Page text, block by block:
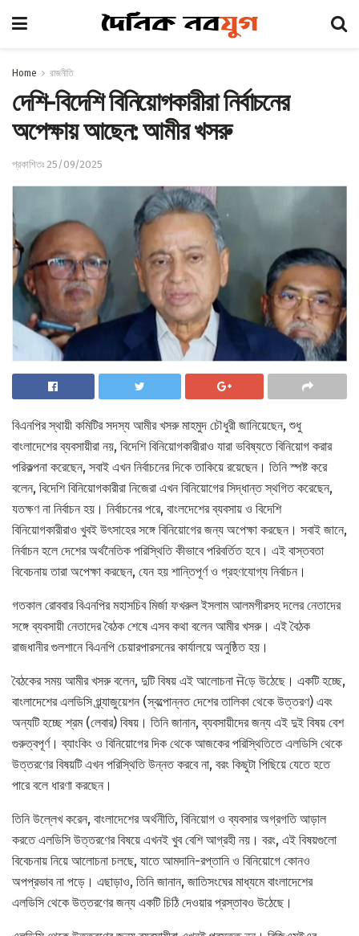
Home রাজনীতি
দেশি-বিদেশি বিনিয়োগকারীরা নির্বাচনের
অপেক্ষায় আছেন: আমীর খসরু
প্রকাশিতঃ 25/09/2025
বিএনপির স্থায়ী কমিটির সদস্য আমীর খসরু মাহমুদ চৌধুরী জানিয়েছেন, শুধু
বাংলাদেশের ব্যবসায়ীরা নয়, বিদেশি বিনিয়োগকারীরাও যারা ভবিষ্যতে বিনিয়োগ করার
পরিকল্পনা করেছেন, সবাই এখন নির্বাচনের দিকে তাকিয়ে রয়েছেন। তিনি স্পষ্ট করে
বলেন, বিদেশি বিনিয়োগকারীরা নিজেরা এখন বিনিয়োগের সিদ্ধান্ত স্থগিত করেছেন,
যতক্ষণ না নির্বাচন হয়। নির্বাচনের পরে, বাংলদেশের ব্যবসায় ও বিদেশি
বিনিয়োগকারীরাও খুবই উৎসাহের সঙ্গে বিনিয়োগের জন্য অপেক্ষা করছেন। সবাই জানে,
নির্বাচন হলে দেশের অর্থনৈতিক পরিস্থিতি কীভাবে পরিবর্তিত হবে। এই বাস্তবতা
বিবেচনায় তারা অপেক্ষা করছেন, যেন হয় শান্তিপূর্ণ ও গ্রহণযোগ্য নির্বাচন।
গতকাল রোববার বিএনপির মহাসচিব মির্জা ফখরুল ইসলাম আলমগীরসহ দলের নেতাদের
সঙ্গে ব্যবসায়ী নেতাদের বৈঠক শেষে এসব কথা বলেন আমীর খসরু। এই বৈঠক
রাজধানীর গুলশানে বিএনপি চেয়ারপারসনের কার্যালয়ে অনুষ্ঠিত হয়।
বৈঠকের সময় আমীর খসরু বলেন, দুটি বিষয় এই আলোচনা ਜੋড়ে উঠেছে। একটি হচ্ছে,
বাংলাদেশের এলডিসি গ্ল্র্যাজুয়েশন (স্বল্পোন্নত দেশের তালিকা থেকে উত্তরণ) এবং
অন্যটি হচ্ছে শ্রম (লেবার) বিষয়। তিনি জানান, ব্যবসায়ীদের জন্য এই দুই বিষয় বেশ
গুরুত্বপূর্ণ। ব্যাংকিং ও বিনিয়োগের দিক থেকে আজকের পরিস্থিতিতে এলডিসি থেকে
উত্তরণের বিষয়টি এখন পরিস্থিতি উন্নত করবে না, বরং কিছুটা পিছিয়ে যেতে হতে
পারে বলে ধারণা করছেন।
তিনি উল্লেখ করেন, বাংলাদেশের অর্থনীতি, বিনিয়োগ ও ব্যবসার অগ্রগতি আড়াল
করতে এলডিসি উত্তরণের বিষয়ে এখনই খুব বেশি আগ্রহী নয়। বরং, এই বিষয়গুলো
বিবেচনায় নিয়ে আলোচনা চলছে, যাতে আমদানি-রপ্তানি ও বিনিয়োগে কোনও
অপপ্রভাব না পড়ে। এছাড়াও, তিনি জানান, জাতিসংঘের মাধ্যমে বাংলাদেশের
এলডিসি থেকে উত্তরণের জন্য একটি চিঠি দেওয়ার প্রস্তাবও উঠেছে।